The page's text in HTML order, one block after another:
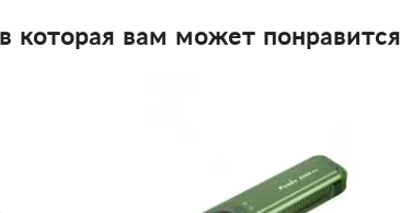
которая вам может понравится